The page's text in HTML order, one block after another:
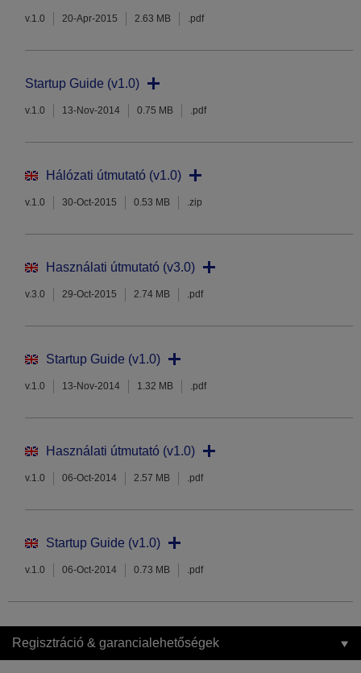
v.1.0 20-Apr-2015 2.63 MB .pdf
Startup Guide (v1.0)
v.1.0 13-Nov-2014 0.75 MB .pdf
Hálózati útmutató (v1.0)
v.1.0 30-Oct-2015 0.53 MB .zip
Használati útmutató (v3.0)
v.3.0 29-Oct-2015 2.74 MB .pdf
Startup Guide (v1.0)
v.1.0 13-Nov-2014 1.32 MB .pdf
Használati útmutató (v1.0)
v.1.0 06-Oct-2014 2.57 MB .pdf
Startup Guide (v1.0)
v.1.0 06-Oct-2014 0.73 MB .pdf
Regisztráció & garancialehetőségek